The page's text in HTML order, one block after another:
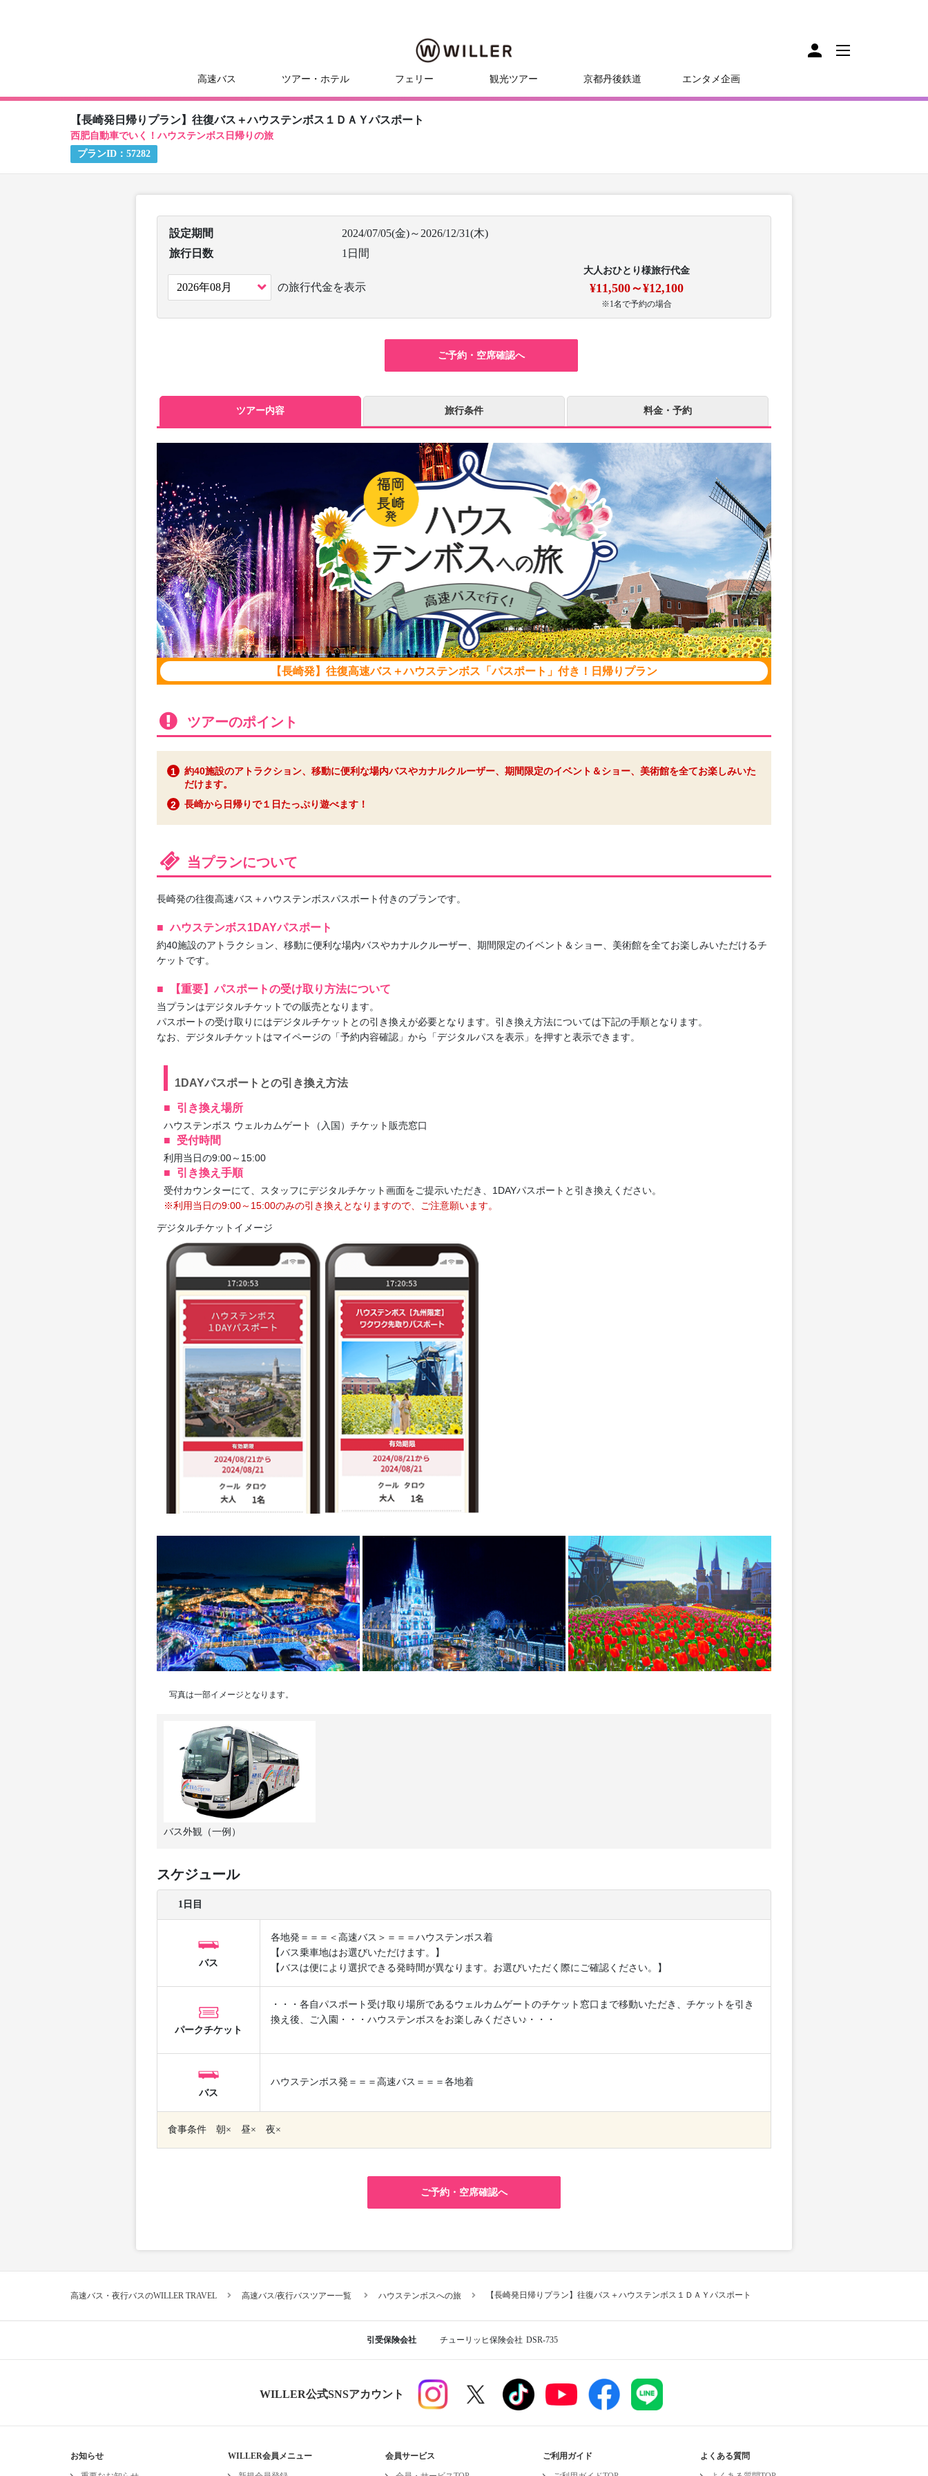
高速バス ツアー・ホテル フェリー 観光ツアー 京都丹後鉄道 エンタメ企画
【長崎発日帰りプラン】往復バス＋ハウステンボス１ＤＡＹパスポート
西肥自動車でいく！ハウステンボス日帰りの旅
プランID： 57282
設定期間
2024/07/05(金)～2026/12/31(木)
旅行日数
1日間
の旅行代金を表示
大人おひとり様旅行代金
¥11,500～¥12,100
※1名で予約の場合
ご予約・空席確認へ
ツアー内容 旅行条件 料金・予約
【長崎発】往復高速バス＋ハウステンボス「パスポート」付き！日帰りプラン
ツアーのポイント
約40施設のアトラクション、移動に便利な場内バスやカナルクルーザー、期間限定のイベント＆ショー、美術館を全てお楽しみいた
だけます。
長崎から日帰りで１日たっぷり遊べます！
当プランについて
長崎発の往復高速バス＋ハウステンボスパスポート付きのプランです。
ハウステンボス1DAYパスポート
約40施設のアトラクション、移動に便利な場内バスやカナルクルーザー、期間限定のイベント＆ショー、美術館を全てお楽しみいただけるチ
ケットです。
【重要】パスポートの受け取り方法について
当プランはデジタルチケットでの販売となります。
パスポートの受け取りにはデジタルチケットとの引き換えが必要となります。引き換え方法については下記の手順となります。
なお、デジタルチケットはマイページの「予約内容確認」から「デジタルパスを表示」を押すと表示できます。
1DAYパスポートとの引き換え方法
引き換え場所
ハウステンボス ウェルカムゲート（入国）チケット販売窓口
受付時間
利用当日の9:00～15:00
引き換え手順
受付カウンターにて、スタッフにデジタルチケット画面をご提示いただき、1DAYパスポートと引き換えください。
※利用当日の9:00～15:00のみの引き換えとなりますので、ご注意願います。
デジタルチケットイメージ
写真は一部イメージとなります。
バス外観（一例）
スケジュール
1日目
バス
各地発＝＝＝＜高速バス＞＝＝＝ハウステンボス着
【バス乗車地はお選びいただけます。】
【バスは便により選択できる発時間が異なります。お選びいただく際にご確認ください。】
パークチケット
・・・各自パスポート受け取り場所であるウェルカムゲートのチケット窓口まで移動いただき、チケットを引き
換え後、ご入園・・・ハウステンボスをお楽しみください♪・・・
バス
ハウステンボス発＝＝＝高速バス＝＝＝各地着
食事条件 朝× 昼× 夜×
ご予約・空席確認へ
高速バス・夜行バスのWILLER TRAVEL 高速バス/夜行バスツアー一覧 ハウステンボスへの旅 【長崎発日帰りプラン】往復バス＋ハウステンボス１ＤＡＹパスポート
引受保険会社 チューリッヒ保険会社 DSR-735
WILLER公式SNSアカウント
お知らせ WILLER会員メニュー 会員サービス ご利用ガイド よくある質問